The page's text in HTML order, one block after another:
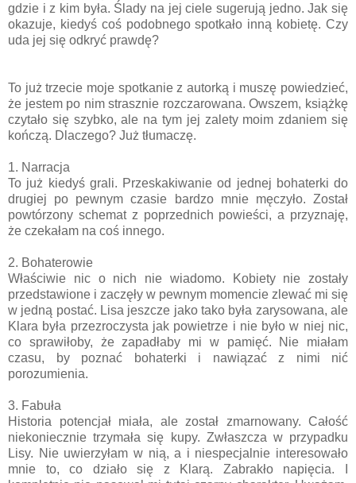
gdzie i z kim była. Ślady na jej ciele sugerują jedno. Jak się
okazuje, kiedyś coś podobnego spotkało inną kobietę. Czy
uda jej się odkryć prawdę?
To już trzecie moje spotkanie z autorką i muszę powiedzieć,
że jestem po nim strasznie rozczarowana. Owszem, książkę
czytało się szybko, ale na tym jej zalety moim zdaniem się
kończą. Dlaczego? Już tłumaczę.
1. Narracja
To już kiedyś grali. Przeskakiwanie od jednej bohaterki do
drugiej po pewnym czasie bardzo mnie męczyło. Został
powtórzony schemat z poprzednich powieści, a przyznaję,
że czekałam na coś innego.
2. Bohaterowie
Właściwie nic o nich nie wiadomo. Kobiety nie zostały
przedstawione i zaczęły w pewnym momencie zlewać mi się
w jedną postać. Lisa jeszcze jako tako była zarysowana, ale
Klara była przezroczysta jak powietrze i nie było w niej nic,
co sprawiłoby, że zapadłaby mi w pamięć. Nie miałam
czasu, by poznać bohaterki i nawiązać z nimi nić
porozumienia.
3. Fabuła
Historia potencjał miała, ale został zmarnowany. Całość
niekoniecznie trzymała się kupy. Zwłaszcza w przypadku
Lisy. Nie uwierzyłam w nią, a i niespecjalnie interesowało
mnie to, co działo się z Klarą. Zabrakło napięcia. I